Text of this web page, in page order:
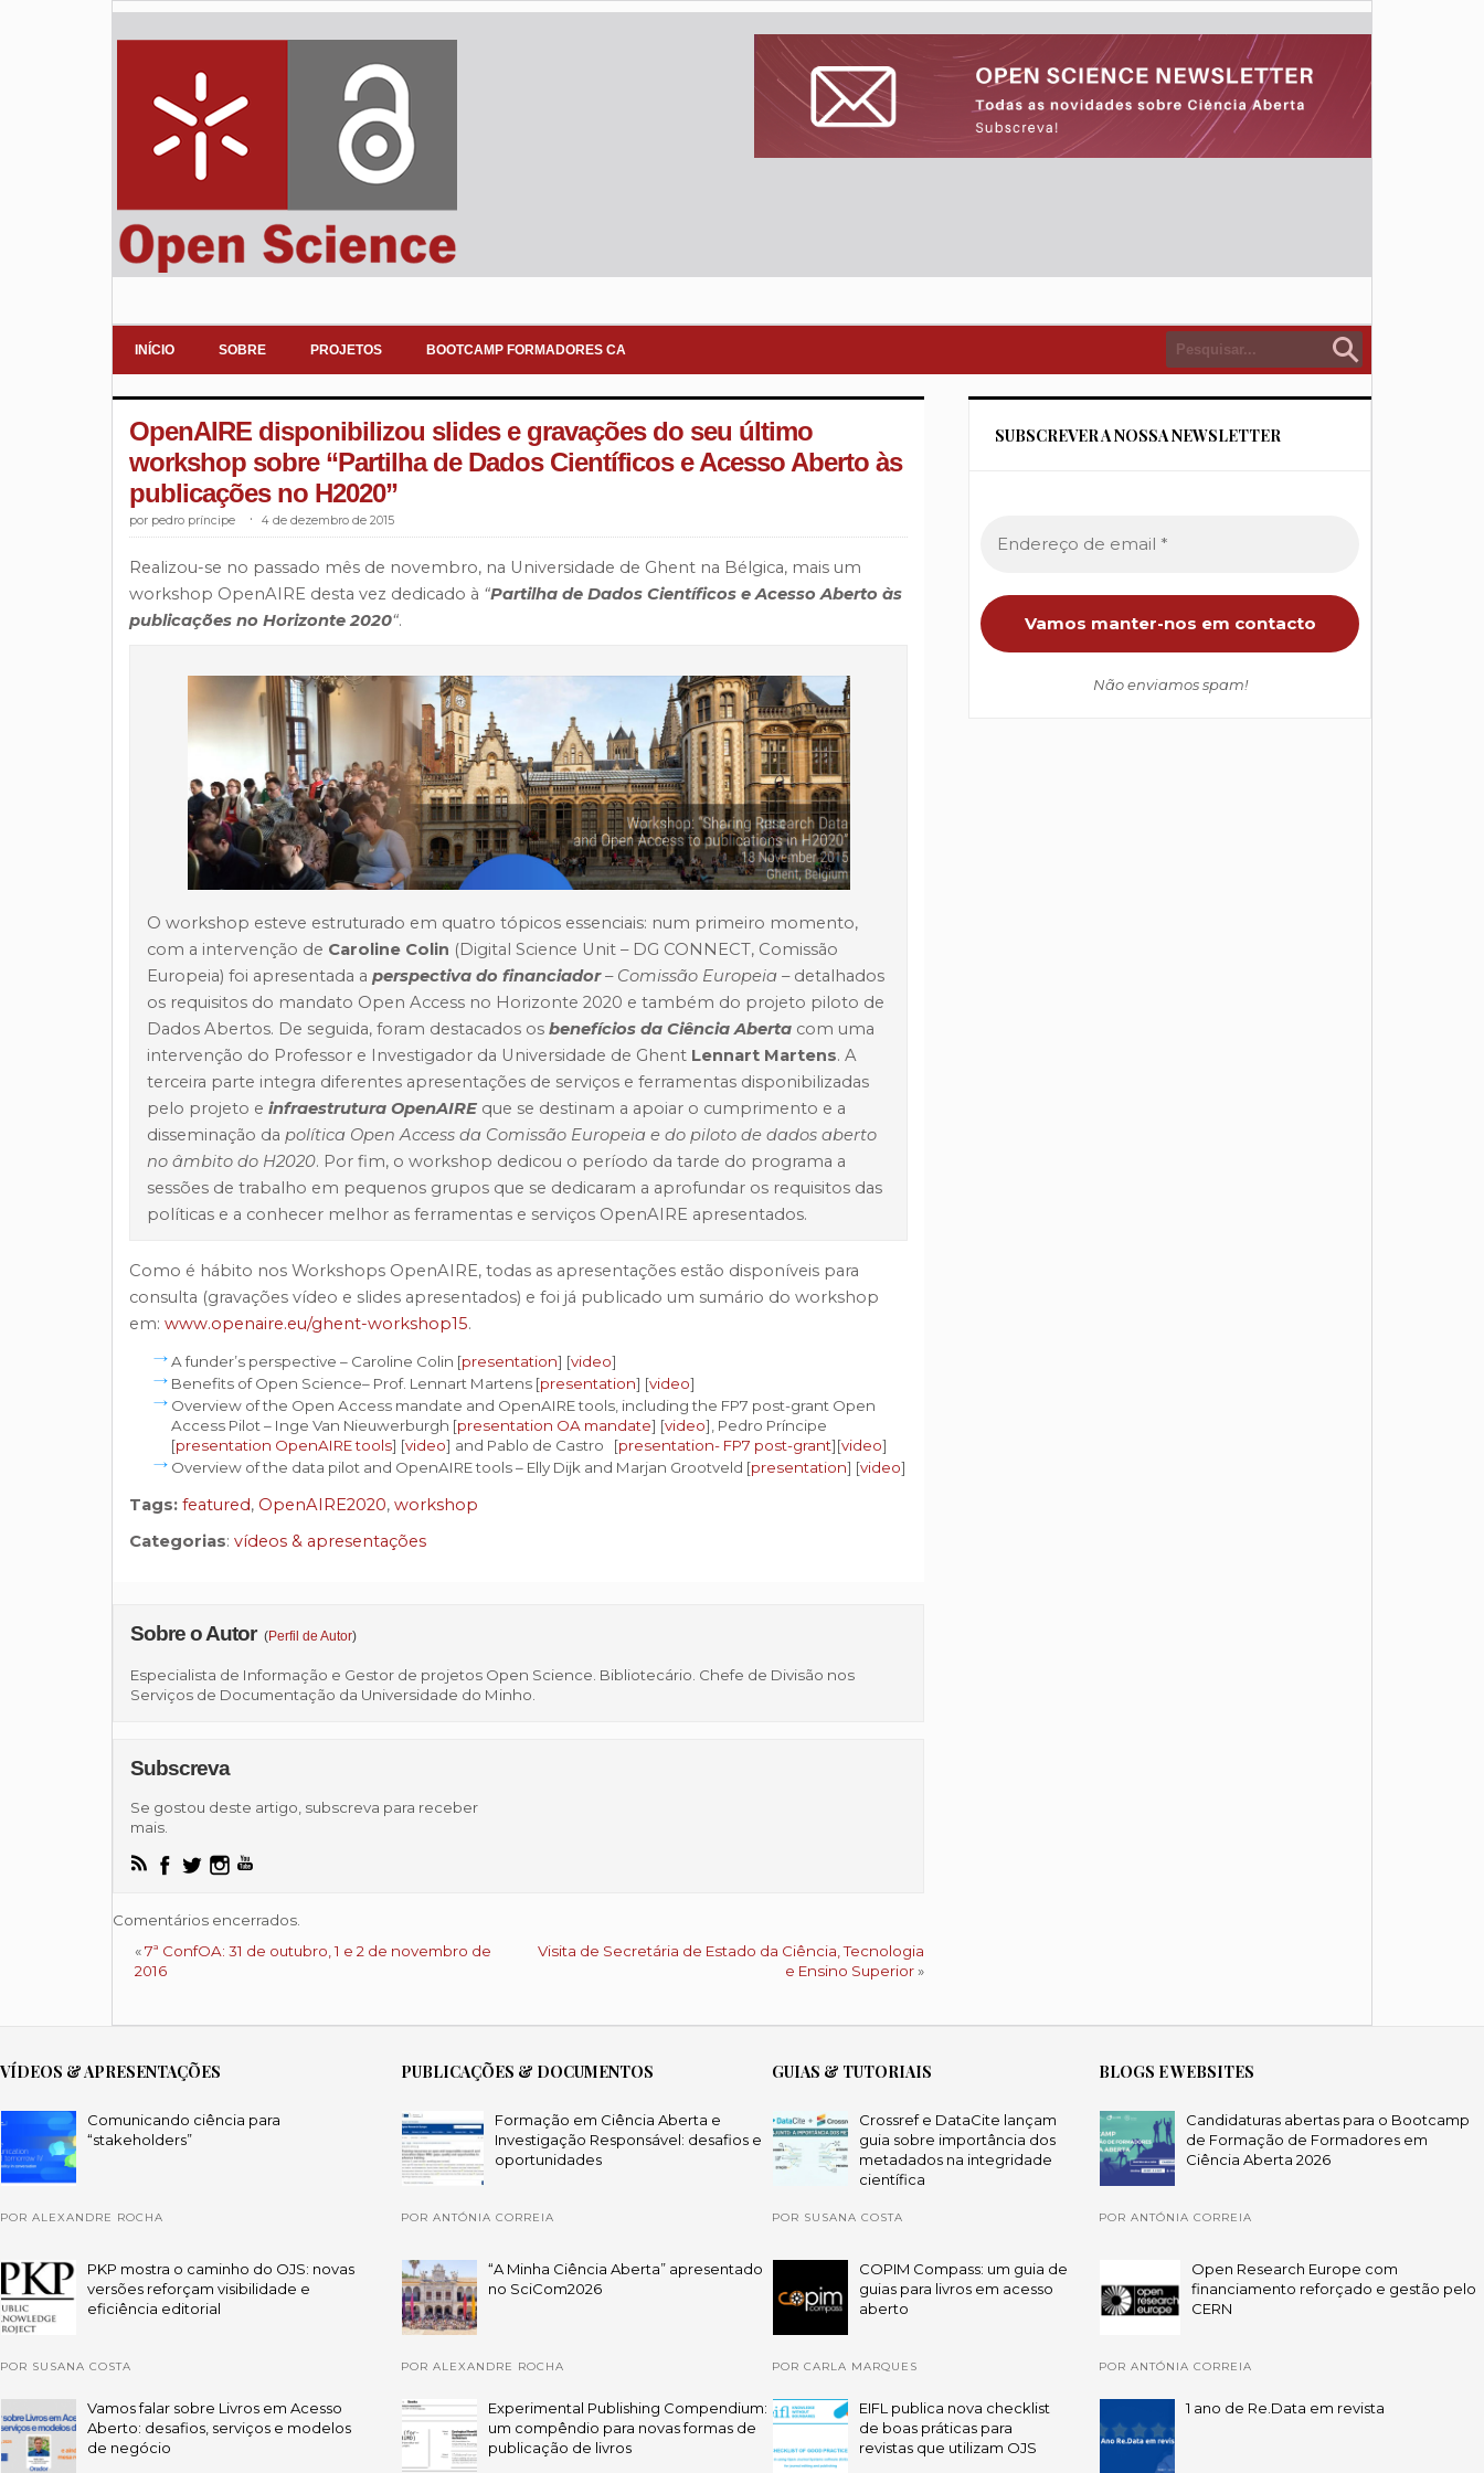
INÍCIO SOBRE PROJETOS BOOTCAMP FORMADORES CA
OpenAIRE disponibilizou slides e gravações do seu último
workshop sobre “Partilha de Dados Científicos e Acesso Aberto às
publicações no H2020”
pedro príncipe 4 de dezembro de 2015
Realizou-se no passado mês de novembro, na Universidade de Ghent na Bélgica, mais um
workshop OpenAIRE desta vez dedicado à “Partilha de Dados Científicos e Acesso Aberto às
publicações no Horizonte 2020“.
O workshop esteve estruturado em quatro tópicos essenciais: num primeiro momento,
com a intervenção de Caroline Colin (Digital Science Unit – DG CONNECT, Comissão
Europeia) foi apresentada a perspectiva do financiador– Comissão Europeia –detalhados
os requisitos do mandato Open Access no Horizonte 2020 e também do projeto piloto de
Dados Abertos. De seguida, foram destacados os benefícios da Ciência Aberta com uma
intervenção do Professor e Investigador da Universidade de Ghent Lennart Martens. A
terceira parte integra diferentes apresentações de serviços e ferramentas disponibilizadas
pelo projeto e infraestrutura OpenAIRE que se destinam a apoiar o cumprimento e a
disseminação da política Open Access da Comissão Europeia e do piloto de dados aberto
no âmbito do H2020. Por fim, o workshop dedicou o período da tarde do programa a
sessões de trabalho em pequenos grupos que se dedicaram a aprofundar os requisitos das
políticas e a conhecer melhor as ferramentas e serviços OpenAIRE apresentados.
Como é hábito nos Workshops OpenAIRE, todas as apresentações estão disponíveis para
consulta (gravações vídeo e slides apresentados) e foi já publicado um sumário do workshop
em: www.openaire.eu/ghent-workshop15.
A funder’s perspective – Caroline Colin [presentation] [video]
Benefits of Open Science– Prof. Lennart Martens [presentation] [video]
Overview of the Open Access mandate and OpenAIRE tools, including the FP7 post-grant Open
Access Pilot – Inge Van Nieuwerburgh [presentation OA mandate] [video], Pedro Príncipe
[presentation OpenAIRE tools] [video] and Pablo de Castro [presentation- FP7 post-grant][video]
Overview of the data pilot and OpenAIRE tools – Elly Dijk and Marjan Grootveld [presentation] [video]
Tags: featured, OpenAIRE2020, workshop
Categorias: vídeos & apresentações
Sobre o Autor (Perfil de Autor)
Especialista de Informação e Gestor de projetos Open Science. Bibliotecário. Chefe de Divisão nos
Serviços de Documentação da Universidade do Minho.
Subscreva
Se gostou deste artigo, subscreva para receber
mais.
Comentários encerrados.
«7ª ConfOA: 31 de outubro, 1 e 2 de novembro de
2016
Visita de Secretária de Estado da Ciência, Tecnologia
e Ensino Superior»
SUBSCREVER A NOSSA NEWSLETTER
Não enviamos spam!
VÍDEOS & APRESENTAÇÕES
Comunicando ciência para
“stakeholders”
POR ALEXANDRE ROCHA
PKP mostra o caminho do OJS: novas
versões reforçam visibilidade e
eficiência editorial
POR SUSANA COSTA
Vamos falar sobre Livros em Acesso
Aberto: desafios, serviços e modelos
de negócio
PUBLICAÇÕES & DOCUMENTOS
Formação em Ciência Aberta e
Investigação Responsável: desafios e
oportunidades
POR ANTÓNIA CORREIA
“A Minha Ciência Aberta” apresentado
no SciCom2026
POR ALEXANDRE ROCHA
Experimental Publishing Compendium:
um compêndio para novas formas de
publicação de livros
GUIAS & TUTORIAIS
Crossref e DataCite lançam
guia sobre importância dos
metadados na integridade
científica
POR SUSANA COSTA
COPIM Compass: um guia de
guias para livros em acesso
aberto
POR CARLA MARQUES
EIFL publica nova checklist
de boas práticas para
revistas que utilizam OJS
BLOGS E WEBSITES
Candidaturas abertas para o Bootcamp
de Formação de Formadores em
Ciência Aberta 2026
POR ANTÓNIA CORREIA
Open Research Europe com
financiamento reforçado e gestão pelo
CERN
POR ANTÓNIA CORREIA
1 ano de Re.Data em revista